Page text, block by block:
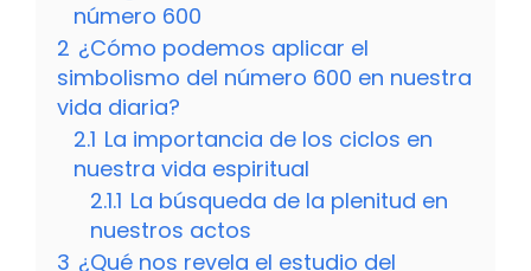
número 600
2 ¿Cómo podemos aplicar el
simbolismo del número 600 en nuestra
vida diaria?
2.1 La importancia de los ciclos en
nuestra vida espiritual
2.1.1 La búsqueda de la plenitud en
nuestros actos
3 ¿Qué nos revela el estudio del